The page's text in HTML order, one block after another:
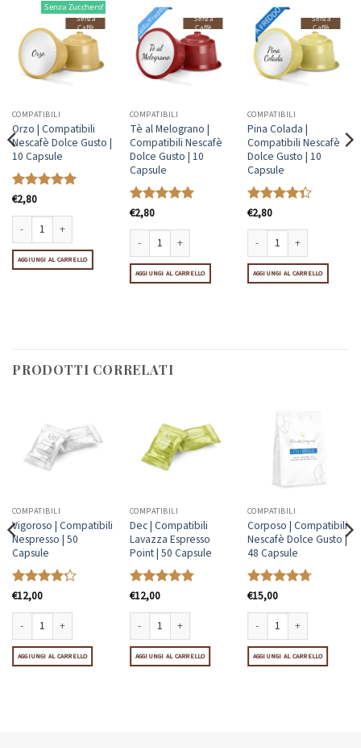
Senza
Caffè
Senza Zucchero!
COMPATIBILI
Orzo | Compatibili
Nescafè Dolce Gusto |
10 Capsule
Valutato
€2,80
Orzo | Compatibili Nescafè Dolce Gusto | 10 Capsule quantità
AGGIUNGI AL CARRELLO
Senza
Caffè
Caldo/Freddo
COMPATIBILI
Tè al Melograno |
Compatibili Nescafè
Dolce Gusto | 10
Capsule
Valutato
€2,80
Tè al Melograno | Compatibili Nescafè Dolce Gusto | 10
AGGIUNGI AL CARRELLO
Senza
Caffè
A FREDDO
COMPATIBILI
Pina Colada |
Compatibili Nescafè
Dolce Gusto | 10
Capsule
Valutato
€2,80
Pina Colada | Compatibili
AGGIUNGI AL CARRELLO
Capsule quantità
Dolce Gusto | 10 Capsule quantità
PRODOTTI CORRELATI
COMPATIBILI
Vigoroso | Compatibili
Nespresso | 50
Capsule
Valutato
€12,00
Vigoroso | Compatibili Nespresso | 50 Capsule quantità
AGGIUNGI AL CARRELLO
COMPATIBILI
Dec | Compatibili
Lavazza Espresso
Point | 50 Capsule
Valutato
€12,00
Dec | Compatibili Lavazza Espresso Point | 50 Capsule
AGGIUNGI AL CARRELLO
COMPATIBILI
Corposo | Compatibili
Nescafè Dolce Gusto |
48 Capsule
Valutato
€15,00
Corposo | Compatibili
AGGIUNGI AL CARRELLO
A Modo Mio | 50 Capsule quantità